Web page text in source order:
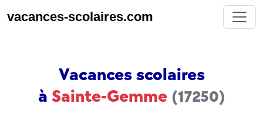
vacances-scolaires.com
Vacances scolaires
à Sainte-Gemme (17250)